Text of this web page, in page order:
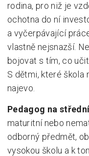
rodina, pro niž je
ochotna do ní
a vyčerpávající
vlastně nejsnazší.
bojovat s tím, co
S dětmi, které škola
najevo.
Pedagog na
maturitní nebo
odborný předmět,
vysokou školu a k